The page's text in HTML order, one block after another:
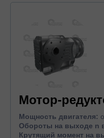
Мотор-
Мощность двигателя:
Обороты на выходе n
Крутящий момент на